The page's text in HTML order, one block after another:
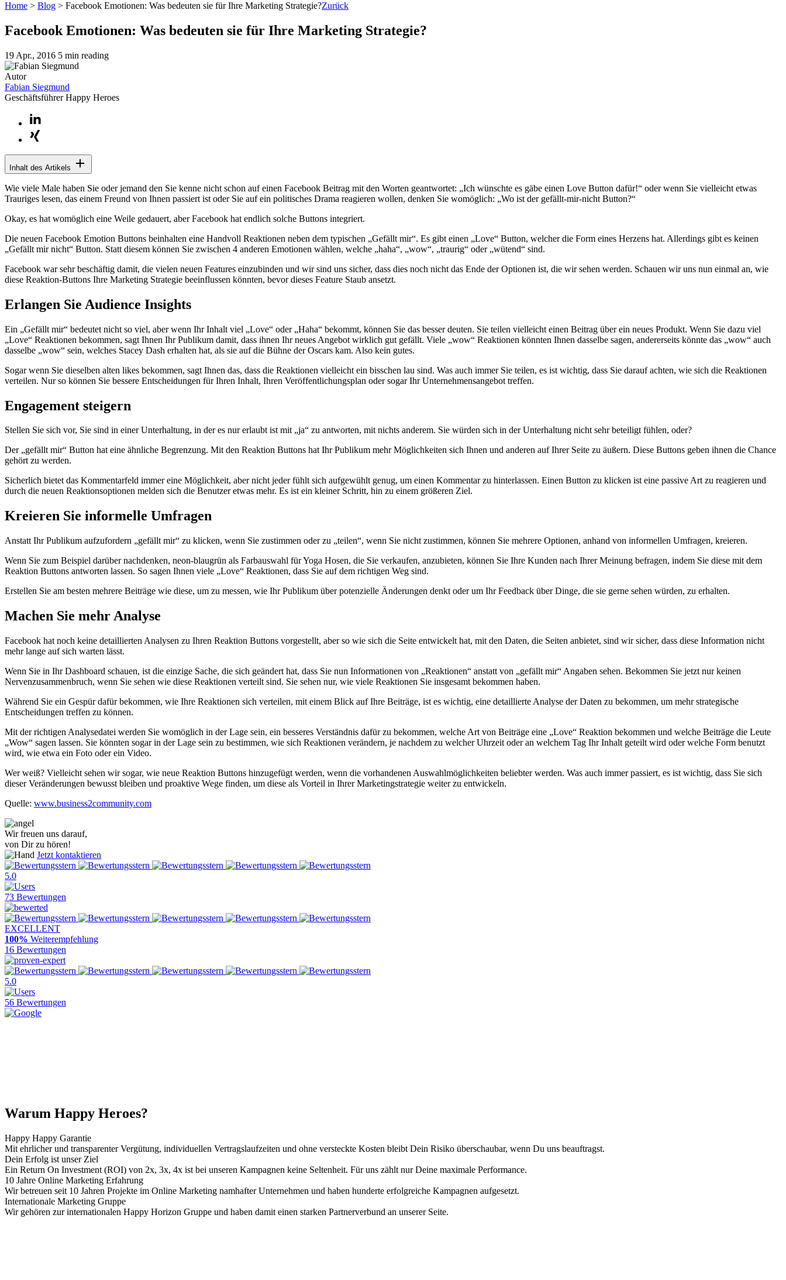
Home > Blog > Facebook Emotionen: Was bedeuten sie für Ihre Marketing Strategie?Zurück
Facebook Emotionen: Was bedeuten sie für Ihre Marketing Strategie?
19 Apr., 2016 5 min reading
Autor
Fabian Siegmund
Geschäftsführer Happy Heroes
Inhalt des Artikels
Wie viele Male haben Sie oder jemand den Sie kenne nicht schon auf einen Facebook Beitrag mit den Worten geantwortet: „Ich wünschte es gäbe einen Love Button dafür!“ oder wenn Sie vielleicht etwas
Trauriges lesen, das einem Freund von Ihnen passiert ist oder Sie auf ein politisches Drama reagieren wollen, denken Sie womöglich: „Wo ist der gefällt-mir-nicht Button?“
Okay, es hat womöglich eine Weile gedauert, aber Facebook hat endlich solche Buttons integriert.
Die neuen Facebook Emotion Buttons beinhalten eine Handvoll Reaktionen neben dem typischen „Gefällt mir“. Es gibt einen „Love“ Button, welcher die Form eines Herzens hat. Allerdings gibt es keinen
„Gefällt mir nicht“ Button. Statt diesem können Sie zwischen 4 anderen Emotionen wählen, welche „haha“, „wow“, „traurig“ oder „wütend“ sind.
Facebook war sehr beschäftig damit, die vielen neuen Features einzubinden und wir sind uns sicher, dass dies noch nicht das Ende der Optionen ist, die wir sehen werden. Schauen wir uns nun einmal an, wie
diese Reaktion-Buttons Ihre Marketing Strategie beeinflussen könnten, bevor dieses Feature Staub ansetzt.
Erlangen Sie Audience Insights
Ein „Gefällt mir“ bedeutet nicht so viel, aber wenn Ihr Inhalt viel „Love“ oder „Haha“ bekommt, können Sie das besser deuten. Sie teilen vielleicht einen Beitrag über ein neues Produkt. Wenn Sie dazu viel
„Love“ Reaktionen bekommen, sagt Ihnen Ihr Publikum damit, dass ihnen Ihr neues Angebot wirklich gut gefällt. Viele „wow“ Reaktionen könnten Ihnen dasselbe sagen, andererseits könnte das „wow“ auch
dasselbe „wow“ sein, welches Stacey Dash erhalten hat, als sie auf die Bühne der Oscars kam. Also kein gutes.
Sogar wenn Sie dieselben alten likes bekommen, sagt Ihnen das, dass die Reaktionen vielleicht ein bisschen lau sind. Was auch immer Sie teilen, es ist wichtig, dass Sie darauf achten, wie sich die Reaktionen
verteilen. Nur so können Sie bessere Entscheidungen für Ihren Inhalt, Ihren Veröffentlichungsplan oder sogar Ihr Unternehmensangebot treffen.
Engagement steigern
Stellen Sie sich vor, Sie sind in einer Unterhaltung, in der es nur erlaubt ist mit „ja“ zu antworten, mit nichts anderem. Sie würden sich in der Unterhaltung nicht sehr beteiligt fühlen, oder?
Der „gefällt mir“ Button hat eine ähnliche Begrenzung. Mit den Reaktion Buttons hat Ihr Publikum mehr Möglichkeiten sich Ihnen und anderen auf Ihrer Seite zu äußern. Diese Buttons geben ihnen die Chance
gehört zu werden.
Sicherlich bietet das Kommentarfeld immer eine Möglichkeit, aber nicht jeder fühlt sich aufgewühlt genug, um einen Kommentar zu hinterlassen. Einen Button zu klicken ist eine passive Art zu reagieren und
durch die neuen Reaktionsoptionen melden sich die Benutzer etwas mehr. Es ist ein kleiner Schritt, hin zu einem größeren Ziel.
Kreieren Sie informelle Umfragen
Anstatt Ihr Publikum aufzufordern „gefällt mir“ zu klicken, wenn Sie zustimmen oder zu „teilen“, wenn Sie nicht zustimmen, können Sie mehrere Optionen, anhand von informellen Umfragen, kreieren.
Wenn Sie zum Beispiel darüber nachdenken, neon-blaugrün als Farbauswahl für Yoga Hosen, die Sie verkaufen, anzubieten, können Sie Ihre Kunden nach Ihrer Meinung befragen, indem Sie diese mit dem
Reaktion Buttons antworten lassen. So sagen Ihnen viele „Love“ Reaktionen, dass Sie auf dem richtigen Weg sind.
Erstellen Sie am besten mehrere Beiträge wie diese, um zu messen, wie Ihr Publikum über potenzielle Änderungen denkt oder um Ihr Feedback über Dinge, die sie gerne sehen würden, zu erhalten.
Machen Sie mehr Analyse
Facebook hat noch keine detaillierten Analysen zu Ihren Reaktion Buttons vorgestellt, aber so wie sich die Seite entwickelt hat, mit den Daten, die Seiten anbietet, sind wir sicher, dass diese Information nicht
mehr lange auf sich warten lässt.
Wenn Sie in Ihr Dashboard schauen, ist die einzige Sache, die sich geändert hat, dass Sie nun Informationen von „Reaktionen“ anstatt von „gefällt mir“ Angaben sehen. Bekommen Sie jetzt nur keinen
Nervenzusammenbruch, wenn Sie sehen wie diese Reaktionen verteilt sind. Sie sehen nur, wie viele Reaktionen Sie insgesamt bekommen haben.
Während Sie ein Gespür dafür bekommen, wie Ihre Reaktionen sich verteilen, mit einem Blick auf Ihre Beiträge, ist es wichtig, eine detaillierte Analyse der Daten zu bekommen, um mehr strategische
Entscheidungen treffen zu können.
Mit der richtigen Analysedatei werden Sie womöglich in der Lage sein, ein besseres Verständnis dafür zu bekommen, welche Art von Beiträge eine „Love“ Reaktion bekommen und welche Beiträge die Leute
„Wow“ sagen lassen. Sie könnten sogar in der Lage sein zu bestimmen, wie sich Reaktionen verändern, je nachdem zu welcher Uhrzeit oder an welchem Tag Ihr Inhalt geteilt wird oder welche Form benutzt
wird, wie etwa ein Foto oder ein Video.
Wer weiß? Vielleicht sehen wir sogar, wie neue Reaktion Buttons hinzugefügt werden, wenn die vorhandenen Auswahlmöglichkeiten beliebter werden. Was auch immer passiert, es ist wichtig, dass Sie sich
dieser Veränderungen bewusst bleiben und proaktive Wege finden, um diese als Vorteil in Ihrer Marketingstrategie weiter zu entwickeln.
Quelle: www.business2community.com
Wir freuen uns darauf,
von Dir zu hören!
Jetzt kontaktieren
5.0
73 Bewertungen
EXCELLENT
100% Weiterempfehlung
16 Bewertungen
5.0
56 Bewertungen
Warum Happy Heroes?
Happy Happy Garantie
Mit ehrlicher und transparenter Vergütung, individuellen Vertragslaufzeiten und ohne versteckte Kosten bleibt Dein Risiko überschaubar, wenn Du uns beauftragst.
Dein Erfolg ist unser Ziel
Ein Return On Investment (ROI) von 2x, 3x, 4x ist bei unseren Kampagnen keine Seltenheit. Für uns zählt nur Deine maximale Performance.
10 Jahre Online Marketing Erfahrung
Wir betreuen seit 10 Jahren Projekte im Online Marketing namhafter Unternehmen und haben hunderte erfolgreiche Kampagnen aufgesetzt.
Internationale Marketing Gruppe
Wir gehören zur internationalen Happy Horizon Gruppe und haben damit einen starken Partnerverbund an unserer Seite.